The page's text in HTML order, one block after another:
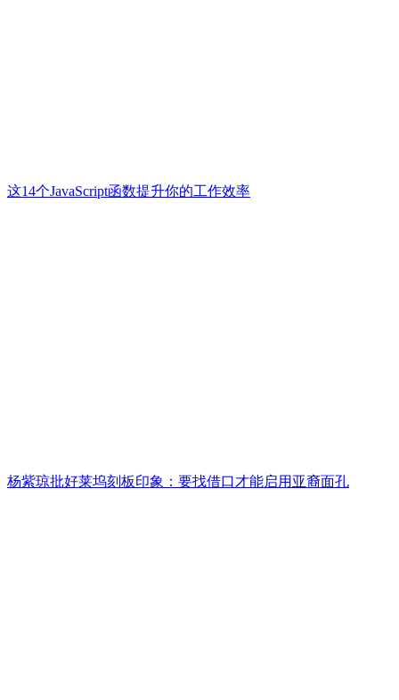
这14个JavaScript函数提升你的工作效率
杨紫琼批好莱坞刻板印象：要找借口才能启用亚裔面孔